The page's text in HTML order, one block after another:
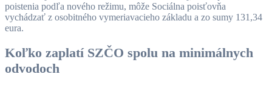
poistenia podľa nového režimu, môže Sociálna poisťovňa
vychádzať z osobitného vymeriavacieho základu a zo sumy 131,34
eura.
Koľko zaplatí SZČO spolu na minimálnych
odvodoch